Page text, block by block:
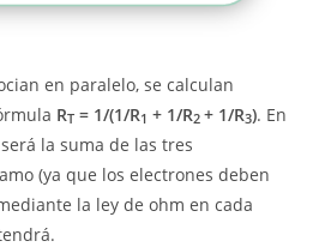
en paralelo, se calculan
RT = 1/(1/R1 + 1/R2+ 1/R3). En
la suma de las tres
(ya que los electrones deben
la ley de ohm en cada